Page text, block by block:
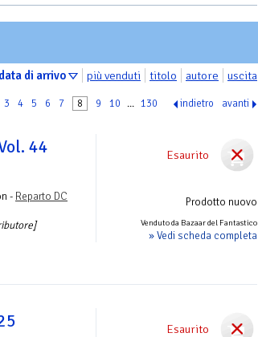
data di arrivo più venduti titolo autore uscita
3 4 5 6 7 8 9 10 ... 130 indietro avanti
Esaurito
Prodotto nuovo
Venduto da Bazaar del Fantastico
» Vedi scheda completa
44
- Reparto DC
Esaurito